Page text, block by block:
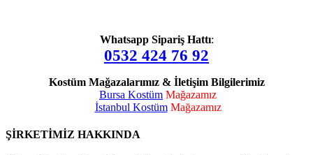
Whatsapp Sipariş Hattı:
0532 424 76 92
Kostüm Mağazalarımız & İletişim Bilgilerimiz
Bursa Kostüm Mağazamız
İstanbul Kostüm Mağazamız
ŞİRKETİMİZ HAKKINDA